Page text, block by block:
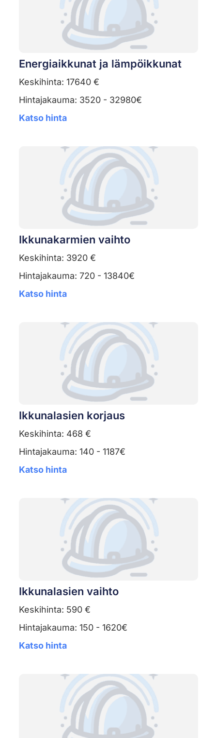
Energiaikkunat ja lämpöikkunat
Keskihinta: 17640 €
Hintajakauma: 3520 - 32980€
Katso hinta
Ikkunakarmien vaihto
Keskihinta: 3920 €
Hintajakauma: 720 - 13840€
Katso hinta
Ikkunalasien korjaus
Keskihinta: 468 €
Hintajakauma: 140 - 1187€
Katso hinta
Ikkunalasien vaihto
Keskihinta: 590 €
Hintajakauma: 150 - 1620€
Katso hinta